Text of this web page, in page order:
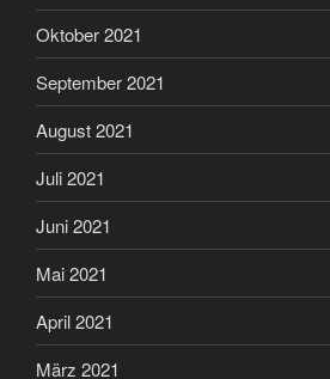
Oktober 2021
September 2021
August 2021
Juli 2021
Juni 2021
Mai 2021
April 2021
März 2021